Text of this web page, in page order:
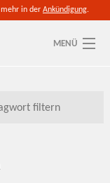
in der Ankündigung.
MENÜ